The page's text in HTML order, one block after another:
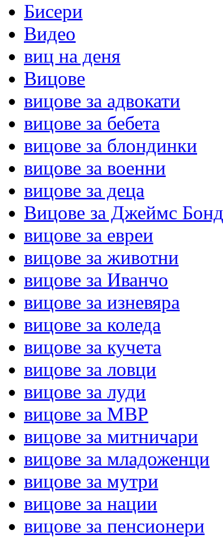
Бисери
Видео
виц на деня
Вицове
вицове за адвокати
вицове за бебета
вицове за блондинки
вицове за военни
вицове за деца
Вицове за Джеймс Бонд
вицове за евреи
вицове за животни
вицове за Иванчо
вицове за изневяра
вицове за коледа
вицове за кучета
вицове за ловци
вицове за луди
вицове за МВР
вицове за митничари
вицове за младоженци
вицове за мутри
вицове за нации
вицове за пенсионери